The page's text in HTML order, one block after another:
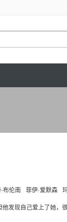
布伦南 菲伊·爱默森
发现自己爱上了她，